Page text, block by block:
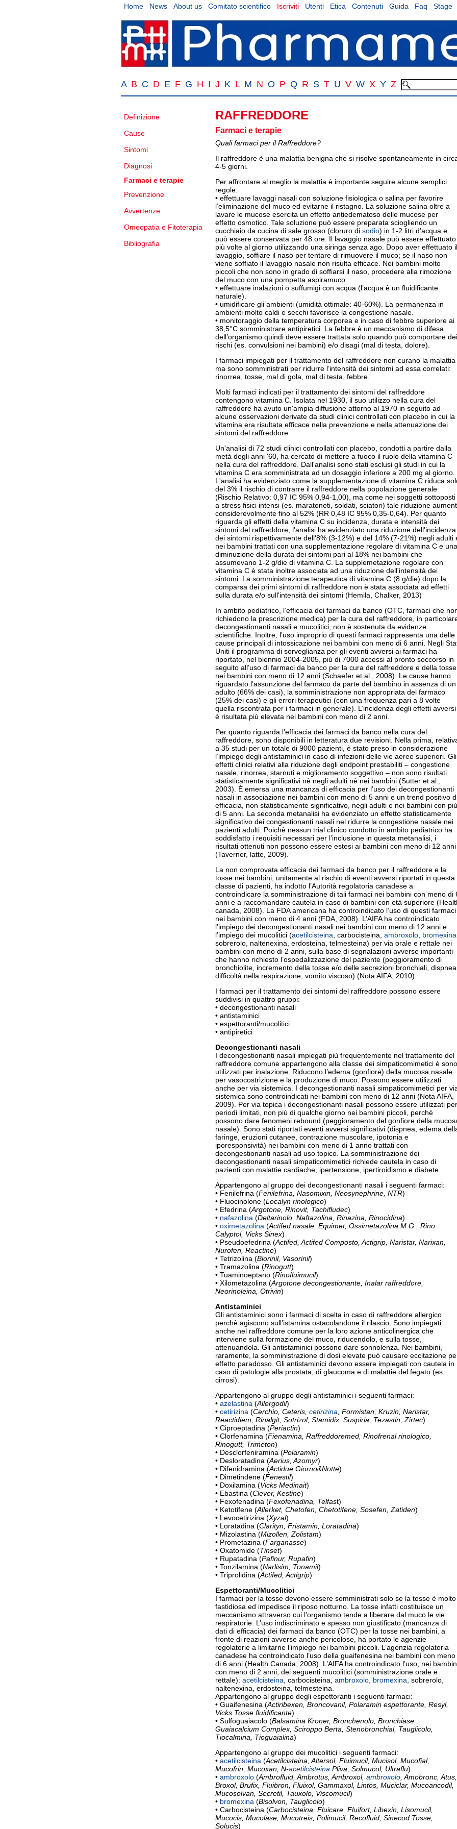
Home News About us Comitato scientifico Iscriviti Utenti Etica Contenuti Guida Faq Stage
A B C D E F G H I J K L M N O P Q R S T U V W X Y Z
Definizione
Cause
Sintomi
Diagnosi
Farmaci e terapie
Prevenzione
Avvertenze
Omeopatia e Fitoterapia
Bibliografia
RAFFREDDORE
Farmaci e terapie
Quali farmaci per il Raffreddore?
Il raffreddore è una malattia benigna che si risolve spontaneamente in
4-5 giorni.
Per affrontare al meglio la malattia è importante seguire alcune semplici
regole:
• effettuare lavaggi nasali con soluzione fisiologica o salina per favorire
l’eliminazione del muco ed evitarne il ristagno. La soluzione salina oltre a
lavare le mucose esercita un effetto antiedematoso delle mucose per
effetto osmotico. Tale soluzione può essere preparata sciogliendo un
cucchiaio da cucina di sale grosso (cloruro di sodio) in 1-2 litri d’acqua e
può essere conservata per 48 ore. Il lavaggio nasale può essere effettuato
più volte al giorno utilizzando una siringa senza ago. Dopo aver effettuato il
lavaggio, soffiare il naso per tentare di rimuovere il muco; se il naso non
viene soffiato il lavaggio nasale non risulta efficace. Nei bambini molto
piccoli che non sono in grado di soffiarsi il naso, procedere alla rimozione
del muco con una pompetta aspiramuco.
• effettuare inalazioni o suffumigi con acqua (l’acqua è un fluidificante
naturale).
• umidificare gli ambienti (umidità ottimale: 40-60%). La permanenza in
ambienti molto caldi e secchi favorisce la congestione nasale.
• monitoraggio della temperatura corporea e in caso di febbre superiore ai
38,5°C somministrare antipiretici. La febbre è un meccanismo di difesa
dell’organismo quindi deve essere trattata solo quando può comportare dei
rischi (es. convulsioni nei bambini) e/o disagi (mal di testa, dolore).
I farmaci impiegati per il trattamento del raffreddore non curano la malattia
ma sono somministrati per ridurre l’intensità dei sintomi ad essa correlati:
rinorrea, tosse, mal di gola, mal di testa, febbre.
Molti farmaci indicati per il trattamento dei sintomi del raffreddore
contengono vitamina C. Isolata nel 1930, il suo utilizzo nella cura del
raffreddore ha avuto un'ampia diffusione attorno al 1970 in seguito ad
alcune osservazioni derivate da studi clinici controllati con placebo in cui la
vitamina era risultata efficace nella prevenzione e nella attenuazione dei
sintomi del raffreddore.
Un'analisi di 72 studi clinici controllati con placebo, condotti a partire dalla
metà degli anni '60, ha cercato di mettere a fuoco il ruolo della vitamina C
nella cura del raffreddore. Dall'analisi sono stati esclusi gli studi in cui la
vitamina C era somministrata ad un dosaggio inferiore a 200 mg al giorno.
L'analisi ha evidenziato come la supplementazione di vitamina C riduca
del 3% il rischio di contrarre il raffreddore nella popolazione generale
(Rischio Relativo: 0,97 IC 95% 0,94-1,00), ma come nei soggetti sottoposti
a stress fisici intensi (es. maratoneti, soldati, sciatori) tale riduzione
considerevolmente fino al 52% (RR 0,48 IC 95% 0,35-0,64). Per quanto
riguarda gli effetti della vitamina C su incidenza, durata e intensità dei
sintomi del raffreddore, l'analisi ha evidenziato una riduzione dell'incidenza
dei sintomi rispettivamente dell'8% (3-12%) e del 14% (7-21%) negli adulti
nei bambini trattati con una supplementazione regolare di vitamina C e una
diminuzione della durata dei sintomi pari al 18% nei bambini che
assumevano 1-2 g/die di vitamina C. La supplemetazione regolare con
vitamina C è stata inoltre associata ad una riduzione dell'intensità dei
sintomi. La somministrazione terapeutica di vitamina C (8 g/die) dopo la
comparsa dei primi sintomi di raffreddore non è stata associata ad effetti
sulla durata e/o sull'intensità dei sintomi (Hemila, Chalker, 2013)
In ambito pediatrico, l’efficacia dei farmaci da banco (OTC, farmaci che
richiedono la prescrizione medica) per la cura del raffreddore, in
decongestionanti nasali e mucolitici, non è sostenuta da evidenze
scientifiche. Inoltre, l’uso improprio di questi farmaci rappresenta una delle
cause principali di intossicazione nei bambini con meno di 6 anni. Negli
Uniti il programma di sorveglianza per gli eventi avversi ai farmaci ha
riportato, nel biennio 2004-2005, più di 7000 accessi al pronto soccorso in
seguito all’uso di farmaci da banco per la cura del raffreddore e della tosse
nei bambini con meno di 12 anni (Schaefer et al., 2008). Le cause hanno
riguardato l’assunzione del farmaco da parte del bambino in assenza di un
adulto (66% dei casi), la somministrazione non appropriata del farmaco
(25% dei casi) e gli errori terapeutici (con una frequenza pari a 8 volte
quella riscontrata per i farmaci in generale). L’incidenza degli effetti avversi
è risultata più elevata nei bambini con meno di 2 anni.
Per quanto riguarda l’efficacia dei farmaci da banco nella cura del
raffreddore, sono disponibili in letteratura due revisioni. Nella prima,
a 35 studi per un totale di 9000 pazienti, è stato preso in considerazione
l’impiego degli antistaminici in caso di infezioni delle vie aeree superiori. Gli
effetti clinici relativi alla riduzione degli endpoint prestabiliti – congestione
nasale, rinorrea, starnuti e miglioramento soggettivo – non sono risultati
statisticamente significativi nè negli adulti nè nei bambini (Sutter et al.,
2003). È emersa una mancanza di efficacia per l’uso dei decongestionanti
nasali in associazione nei bambini con meno di 5 anni e un trend positivo
efficacia, non statisticamente significativo, negli adulti e nei bambini con più
di 5 anni. La seconda metanalisi ha evidenziato un effetto statisticamente
significativo dei congestionanti nasali nel ridurre la congestione nasale nei
pazienti adulti. Poichè nessun trial clinico condotto in ambito pediatrico ha
soddisfatto i requisiti necessari per l’inclusione in questa metanalisi, i
risultati ottenuti non possono essere estesi ai bambini con meno di 12 anni
(Taverner, latte, 2009).
La non comprovata efficacia dei farmaci da banco per il raffreddore e la
tosse nei bambini, unitamente al rischio di eventi avversi riportati in questa
classe di pazienti, ha indotto l’Autorità regolatoria canadese a
controindicare la somministrazione di tali farmaci nei bambini con meno di
anni e a raccomandare cautela in caso di bambini con età superiore
canada, 2008). La FDA americana ha controindicato l’uso di questi farmaci
nei bambini con meno di 4 anni (FDA, 2008). L’AIFA ha controindicato
l’impiego dei decongestionanti nasali nei bambini con meno di 12 anni e
l’impiego dei mucolitici (acetilcisteina , carbocisteina, ambroxolo bromexina
sobrerolo, naltenexina, erdosteina, telmesteina) per via orale e rettale nei
bambini con meno di 2 anni, sulla base di segnalazioni avverse importanti
che hanno richiesto l’ospedalizzazione del paziente (peggioramento di
bronchiolite, incremento della tosse e/o delle secrezioni bronchiali, dispnea,
difficoltà nella respirazione, vomito viscoso) (Nota AIFA, 2010).
I farmaci per il trattamento dei sintomi del raffreddore possono essere
suddivisi in quattro gruppi:
• decongestionanti nasali
• antistaminici
• espettoranti/mucolitici
• antipiretici
Decongestionanti nasali
I decongestionanti nasali impiegati più frequentemente nel trattamento del
raffreddore comune appartengono alla classe dei simpaticomimetici è sono
utilizzati per inalazione. Riducono l’edema (gonfiore) della mucosa nasale
per vasocostrizione e la produzione di muco. Possono essere utilizzati
anche per via sistemica. I decongestionanti nasali simpaticomimetici per
sistemica sono controindicati nei bambini con meno di 12 anni (Nota AIFA,
2009). Per via topica i decongestionanti nasali possono essere utilizzati per
periodi limitati, non più di qualche giorno nei bambini piccoli, perchè
possono dare fenomeni rebound (peggioramento del gonfiore della
nasale). Sono stati riportati eventi avversi significativi (dispnea, edema
faringe, eruzioni cutanee, contrazione muscolare, ipotonia e
iporesponsività) nei bambini con meno di 1 anno trattati con
decongestionanti nasali ad uso topico. La somministrazione dei
decongestionanti nasali simpaticomimetici richiede cautela in caso di
pazienti con malattie cardiache, ipertensione, ipertiroidismo e diabete.
Appartengono al gruppo dei decongestionanti nasali i seguenti farmaci:
• Fenilefrina (Fenilefrina, Nasomixin, Neosynephrine, NTR)
• Fluocinolone (Localyn rinologico)
• Efedrina (Argotone, Rinovit, Tachifludec)
• nafazolina (Deltarinolo, Naftazolina, Rinazina, Rinocidina)
• oximetazolina (Actifed nasale, Equimet, Ossimetazolina M.G., Rino
Calyptol, Vicks Sinex)
• Pseudoefedrina (Actifed, Actifed Composto, Actigrip, Naristar, Narixan,
Nurofen, Reactine)
• Tetrizolina (Biorinil, Vasorinil)
• Tramazolina (Rinogutt)
• Tuaminoeptano (Rinofluimucil)
• Xilometazolina (Argotone decongestionante, Inalar raffreddore,
Neorinoleina, Otrivin)
Antistaminici
Gli antistaminici sono i farmaci di scelta in caso di raffreddore allergico
perchè agiscono sull’istamina ostacolandone il rilascio. Sono impiegati
anche nel raffreddore comune per la loro azione anticolinergica che
interviene sulla formazione del muco, riducendolo, e sulla tosse,
attenuandola. Gli antistaminici possono dare sonnolenza. Nei bambini,
raramente, la somministrazione di dosi elevate può causare eccitazione
effetto paradosso. Gli antistaminici devono essere impiegati con cautela in
caso di patologie alla prostata, di glaucoma e di malattie del fegato (es.
cirrosi).
Appartengono al gruppo degli antistaminici i seguenti farmaci:
• azelastina (Allergodil)
• cetirizina (Cerchio, Ceteris, cetirizina , Formistan, Kruzin, Naristar,
Reactidiem, Rinalgit, Sotrizol, Stamidix, Suspiria, Tezastin, Zirtec)
• Ciproeptadina (Periactin)
• Clorfenamina (Fienamina, Raffreddoremed, Rinofrenal rinologico,
Rinogutt, Trimeton)
• Desclorfeniramina (Polaramin)
• Desloratadina (Aerius, Azomyr)
• Difenidramina (Actidue Giorno&Notte)
• Dimetindene (Fenestil)
• Doxilamina (Vicks Medinait)
• Ebastina (Clever, Kestine)
• Fexofenadina (Fexofenadina, Telfast)
• Ketotifene (Allerket, Chetofen, Chetotifene, Sosefen, Zatiden)
• Levocetirizina (Xyzal)
• Loratadina (Clarityn, Fristamin, Loratadina)
• Mizolastina (Mizollen, Zolistam)
• Prometazina (Farganasse)
• Oxatomide (Tinset)
• Rupatadina (Pafinur, Rupafin)
• Tonzilamina (Narlisim, Tonamil)
• Triprolidina (Actifed, Actigrip)
Espettoranti/Mucolitici
I farmaci per la tosse devono essere somministrati solo se la tosse è molto
fastidiosa ed impedisce il riposo notturno. La tosse infatti costituisce un
meccanismo attraverso cui l’organismo tende a liberare dal muco le vie
respiratorie. L’uso indiscriminato e spesso non giustificato (mancanza di
dati di efficacia) dei farmaci da banco (OTC) per la tosse nei bambini, a
fronte di reazioni avverse anche pericolose, ha portato le agenzie
regolatorie a limitarne l’impiego nei bambini piccoli. L’agenzia regolatoria
canadese ha controindicato l’uso della guaifenesina nei bambini con meno
di 6 anni (Health Canada, 2008). L’AIFA ha controindicato l’uso, nei
con meno di 2 anni, dei seguenti mucolitici (somministrazione orale e
rettale): acetilcisteina , carbocisteina, ambroxolo bromexina , sobrerolo,
naltenexina, erdosteina, telmesteina.
Appartengono al gruppo degli espettoranti i seguenti farmaci:
• Guaifenesina (Actiribexen, Broncovanil, Polaramin espettorante, Resyl,
Vicks Tosse fluidificante)
• Sulfoguaiacolo (Balsamina Kroner, Bronchenolo, Bronchiase,
Guaiacalcium Complex, Sciroppo Berta, Stenobronchial, Tauglicolo,
Tiocalmina, Tioguaialina)
Appartengono al gruppo dei mucolitici i seguenti farmaci:
• acetilcisteina (Acetilcisteina, Altersol, Fluimucil, Mucisol, Mucofial,
Mucofrin, Mucoxan, N-acetilcisteina Pliva, Solmucol, Ultraflu)
• ambroxolo (Ambrofluid, Ambrotus, Ambroxol, ambroxolo , Amobronc, Atus,
Broxol, Brufix, Fluibron, Fluixol, Gammaxol, Lintos, Muciclar, Mucoaricodil,
Mucosolvan, Secretil, Tauxolo, Viscomucil)
• bromexina (Bisolvon, Tauglicolo)
• Carbocisteina (Carbocisteina, Fluicare, Fluifort, Libexin, Lisomucil,
Mucocis, Mucolase, Mucotreis, Polimucil, Recofluid, Sinecod Tosse,
Solucis)